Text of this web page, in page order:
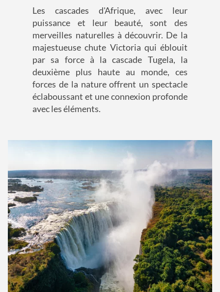
Les cascades d'Afrique, avec leur
puissance et leur beauté, sont des
merveilles naturelles à découvrir. De la
majestueuse chute Victoria qui éblouit
par sa force à la cascade Tugela, la
deuxième plus haute au monde, ces
forces de la nature offrent un spectacle
éclaboussant et une connexion profonde
avec les éléments.